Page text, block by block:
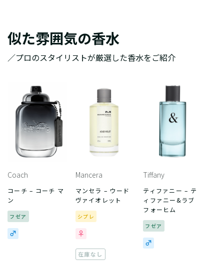
似た雰囲気の香水
／プロのスタイリストが厳選した香水をご紹介
Coach
コーチ – コーチ マ
ン
フゼア
Mancera
マンセラ – ウード
ヴァイオレット
シプレ
在庫なし
Tiffany
ティファニー – テ
ィファニー&ラブ
フォーヒム
フゼア